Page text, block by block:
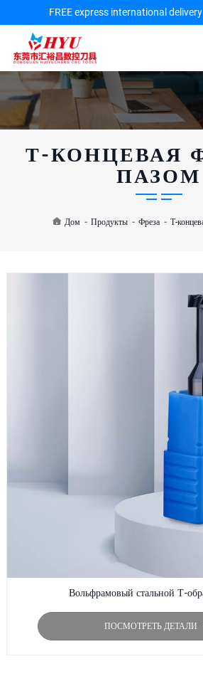
FREE express international
Т-КОНЦЕВАЯ
ПАЗОМ
Дом - Продукты - Фреза - Т-
Вольфрамовый стальной Т-
ПОСМОТРЕТЬ ДЕТАЛИ